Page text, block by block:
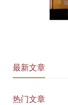
最新文章
热门文章